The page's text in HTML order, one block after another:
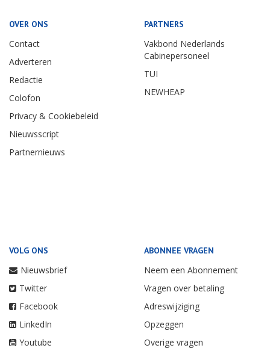
OVER ONS
Contact
Adverteren
Redactie
Colofon
Privacy & Cookiebeleid
Nieuwsscript
Partnernieuws
PARTNERS
Vakbond Nederlands
Cabinepersoneel
TUI
NEWHEAP
VOLG ONS
Nieuwsbrief
Twitter
Facebook
LinkedIn
Youtube
ABONNEE VRAGEN
Neem een Abonnement
Vragen over betaling
Adreswijziging
Opzeggen
Overige vragen